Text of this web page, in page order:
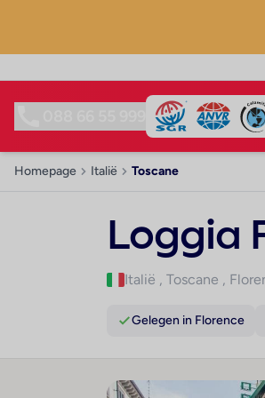
Homepage Italië Toscane
Loggia
Italië , Toscane ,
Gelegen in Florence